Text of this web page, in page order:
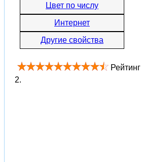
Цвет по числу
Интернет
Другие свойства
Рейтинг
2.